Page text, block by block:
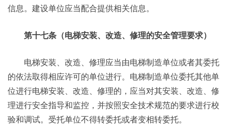
信息。建设单位应当配合提供相关信息。
第十七条（电梯安装、改造、修理的安全管理要求）
电梯安装、改造、修理应当由电梯制造单位或者其委托
的依法取得相应许可的单位进行。电梯制造单位委托其他单
位进行电梯安装、改造、修理的，应当对其安装、改造、修
理进行安全指导和监控，并按照安全技术规范的要求进行校
验和调试。受托单位不得转委托或者变相转委托。